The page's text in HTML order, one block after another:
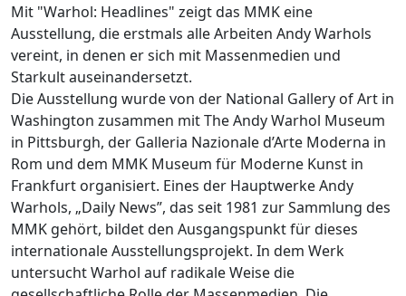
Mit "Warhol: Headlines" zeigt das MMK eine
Ausstellung, die erstmals alle Arbeiten Andy Warhols
vereint, in denen er sich mit Massenmedien und
Starkult auseinandersetzt.
Die Ausstellung wurde von der National Gallery of Art in
Washington zusammen mit The Andy Warhol Museum
in Pittsburgh, der Galleria Nazionale d’Arte Moderna in
Rom und dem MMK Museum für Moderne Kunst in
Frankfurt organisiert. Eines der Hauptwerke Andy
Warhols, „Daily News”, das seit 1981 zur Sammlung des
MMK gehört, bildet den Ausgangspunkt für dieses
internationale Ausstellungsprojekt. In dem Werk
untersucht Warhol auf radikale Weise die